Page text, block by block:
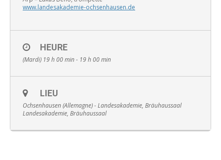
www.landesakademie-ochsenhausen.de
HEURE
(Mardi) 19 h 00 min - 19 h 00 min
LIEU
Ochsenhausen (Allemagne) - Landesakademie, Bräuhaussaal
Landesakademie, Bräuhaussaal